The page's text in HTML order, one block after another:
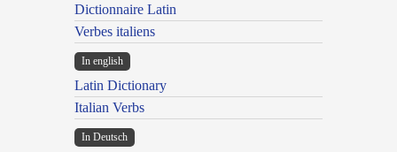
Dictionnaire Latin
Verbes italiens
In english
Latin Dictionary
Italian Verbs
In Deutsch